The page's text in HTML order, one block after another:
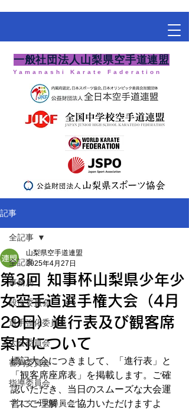
​一般社団法人山梨県空手道連盟
Yamanashi Karate Faderation
記事
全記事
事務局
段位委員会
選手強化委員会
大会委員会
審判委員会
指導委員会
マスターズ委員会
全記事
第3回 知事杯山梨県少年少
女空手道選手権大会（4月
29日）進行表及び観客席
案内について
山梨県空手道連盟
2025年4月27日
標記大会につきまして、「進行表」と
「観客席座席表」を掲載します。ご確
認いただき、当日のスムーズな大会運
営にご理解・ご協力いただけますよ